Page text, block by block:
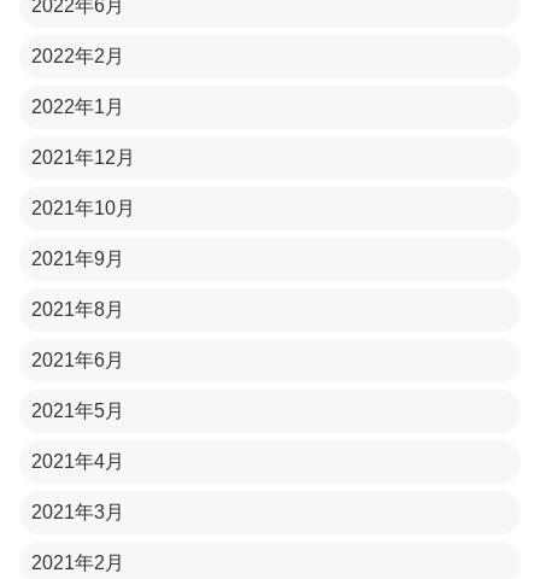
2022年6月
2022年2月
2022年1月
2021年12月
2021年10月
2021年9月
2021年8月
2021年6月
2021年5月
2021年4月
2021年3月
2021年2月